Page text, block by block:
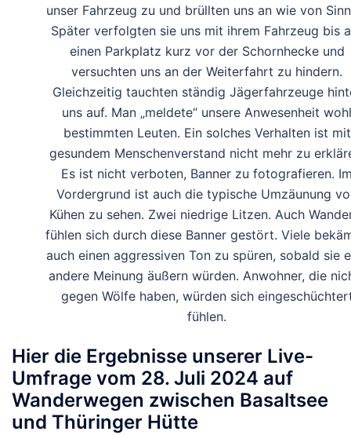
unser Fahrzeug zu und brüllten uns an wie von
Später verfolgten sie uns mit ihrem Fahrzeug bis
einen Parkplatz kurz vor der Schornhecke und
versuchten uns an der Weiterfahrt zu hindern.
Gleichzeitig tauchten ständig Jägerfahrzeuge
uns auf. Man „meldete“ unsere Anwesenheit wohl
bestimmten Leuten. Ein solches Verhalten ist mit
gesundem Menschenverstand nicht mehr zu
Es ist nicht verboten, Banner zu fotografieren.
Vordergrund ist auch die typische Umzäunung
Kühen zu sehen. Zwei niedrige Litzen. Auch
fühlen sich durch diese Banner gestört. Viele
auch einen aggressiven Ton zu spüren, sobald sie
andere Meinung äußern würden. Anwohner, die
gegen Wölfe haben, würden sich
fühlen.
Hier die Ergebnisse unserer Live-
Umfrage vom 28. Juli 2024 auf
Wanderwegen zwischen Basaltsee
und Thüringer Hütte